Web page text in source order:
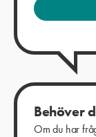
Behöver
Om du har